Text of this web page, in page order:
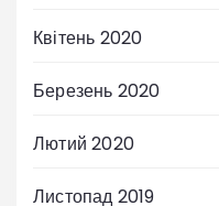
Квітень 2020
Березень 2020
Лютий 2020
Листопад 2019